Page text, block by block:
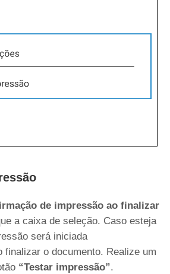
de impressão ao finalizar
a caixa de seleção. Caso esteja
será iniciada
finalizar o documento. Realize um
“Testar impressão”.